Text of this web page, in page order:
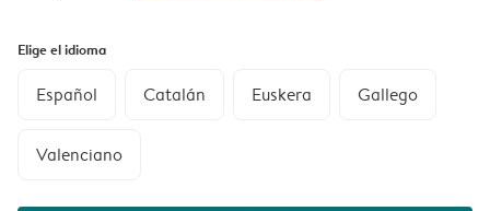
Elige el idioma
Español Catalán Euskera Gallego
Valenciano